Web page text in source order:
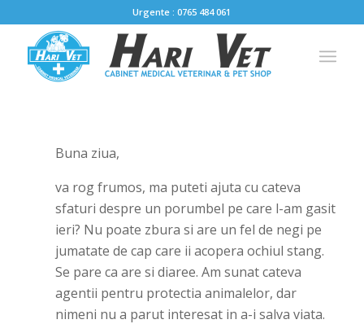
Urgente : 0765 484 061
Buna ziua,
va rog frumos, ma puteti ajuta cu cateva
sfaturi despre un porumbel pe care l-am gasit
ieri? Nu poate zbura si are un fel de negi pe
jumatate de cap care ii acopera ochiul stang.
Se pare ca are si diaree. Am sunat cateva
agentii pentru protectia animalelor, dar
nimeni nu a parut interesat in a-i salva viata.